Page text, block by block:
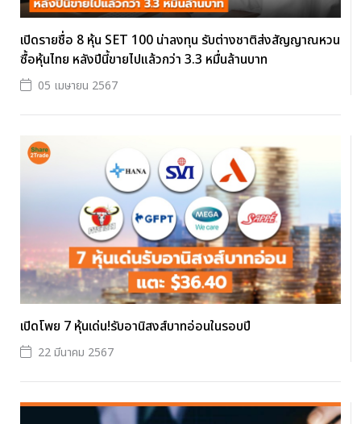
เปิดรายชื่อ 8 หุ้น SET 100 น่าลงทุน รับต่างชาติส่งสัญญาณหวน
ซื้อหุ้นไทย หลังปีนี้ขายไปแล้วกว่า 3.3 หมื่นล้านบาท
05 เมษายน 2567
เปิดโพย 7 หุ้นเด่น!รับอานิสงส์บาทอ่อนในรอบปี
22 มีนาคม 2567